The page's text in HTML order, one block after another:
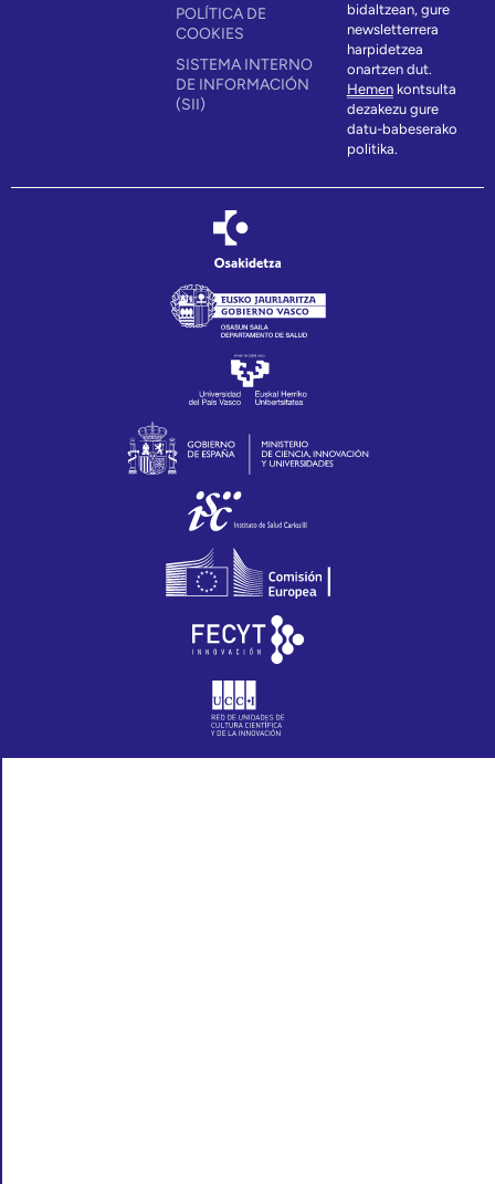
POLÍTICA DE
COOKIES
SISTEMA INTERNO
DE INFORMACIÓN
(SII)
bidaltzean, gure
newsletterrera
harpidetzea
onartzen dut.
Hemenkontsulta
dezakezu gure
datu-babeserako
politika.